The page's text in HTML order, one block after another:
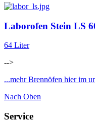
Laborofen Stein LS
64 Liter
-->
...mehr Brennöfen hier im
Nach Oben
Service